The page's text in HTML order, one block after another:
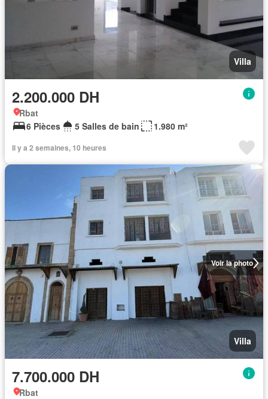
Villa
2.200.000 DH
Rbat
6 Pièces
5 Salles de bain 1.980 m²
Il y a 2 semaines, 10 heures
Voir la photo
Villa
7.700.000 DH
Rbat